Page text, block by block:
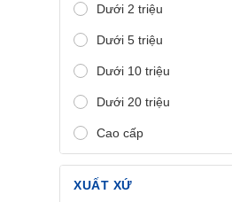
Dưới 2 triệu
Dưới 5 triệu
Dưới 10 triệu
Dưới 20 triệu
Cao cấp
XUẤT XỨ